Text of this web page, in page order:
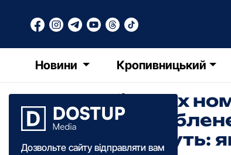
Новини Кропивницький
Дозвольте сайту відправляти вам
Два мобільних
працюватимуть: